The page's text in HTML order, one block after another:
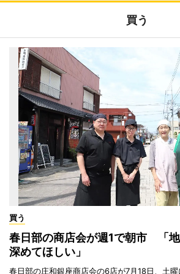
買う
買う
春日部の商店会が週1で朝市 「
深めてほしい」
春日部の庄和銀座商店会の6店が7月18日、土